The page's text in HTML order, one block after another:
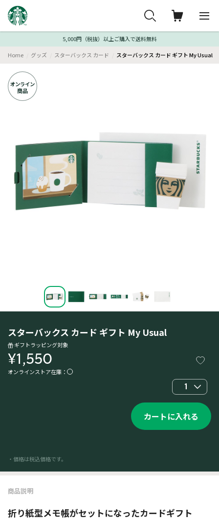
5,000円（税抜）以上ご購入で送料無料
Home グッズ スターバックス カード スターバックス カード ギフト My Usual
オンライン
商品
スターバックス カード ギフト My Usual
ギフトラッピング対象
¥1,550
オンラインストア在庫：
1
カートに入れる
・価格は税込価格です。
商品説明
折り紙型メモ帳がセットになったカードギフト